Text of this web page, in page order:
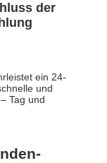
der
ein 24-
und
Tag und